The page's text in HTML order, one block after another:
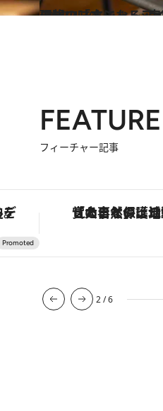
2022.4.30
理想の「オシャレ×実用性」が叶う 【最新キャンプグッズ5選】非常時の
ライフスタイル
FEATURE
フィーチャー記事
える。
2/6